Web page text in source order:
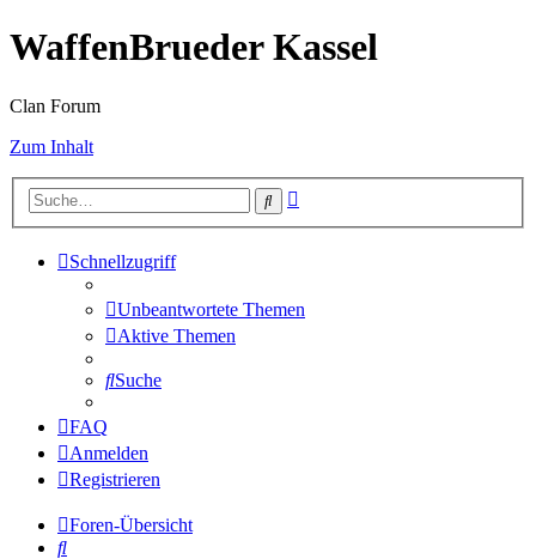
WaffenBrueder Kassel
Clan Forum
Zum Inhalt
Suche
Schnellzugriff
Unbeantwortete Themen
Aktive Themen
Suche
FAQ
Anmelden
Registrieren
Foren-Übersicht
Suche